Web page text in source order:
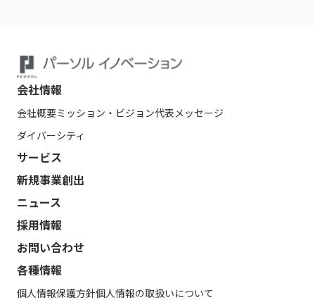
会社情報
会社概要ミッション・ビジョン代表メッセージ
ダイバーシティ
サービス
新規事業創出
ニュース
採用情報
お問い合わせ
各種情報
個人情報保護方針個人情報の取扱いについて